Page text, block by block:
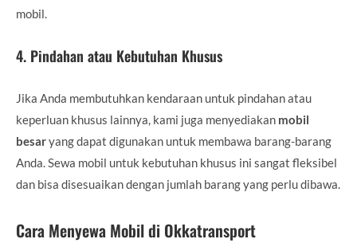
mobil.
4. Pindahan atau Kebutuhan Khusus
Jika Anda membutuhkan kendaraan untuk pindahan atau
keperluan khusus lainnya, kami juga menyediakan mobil
besaryang dapat digunakan untuk membawa barang-barang
Anda. Sewa mobil untuk kebutuhan khusus ini sangat fleksibel
dan bisa disesuaikan dengan jumlah barang yang perlu dibawa.
Cara Menyewa Mobil di Okkatransport